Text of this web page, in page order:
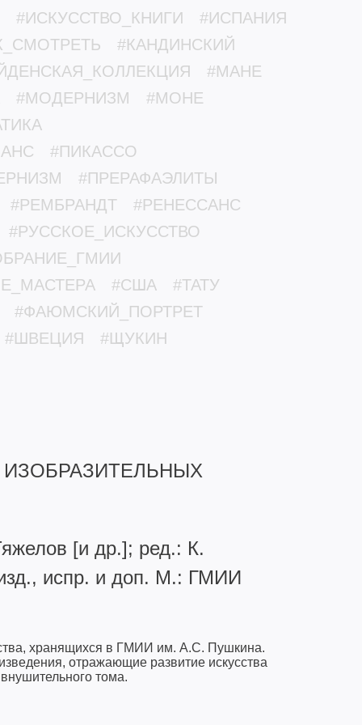
#ИСКУССТВО_КНИГИ
#ИСПАНИЯ
#КАНДИНСКИЙ
#МАНЕ
#МОДЕРНИЗМ
#МОНЕ
#ПИКАССО
#ПРЕРАФАЭЛИТЫ
#РЕМБРАНДТ
#РЕНЕССАНС
#РУССКОЕ_ИСКУССТВО
#США
#ТАТУ
#ФАЮМСКИЙ_ПОРТРЕТ
#ШВЕЦИЯ
#ЩУКИН
[и др.]; ред.: К.
испр. и доп. М.: ГМИИ
хранящихся в ГМИИ им. А.С. Пушкина.
отражающие развитие искусства
тома.